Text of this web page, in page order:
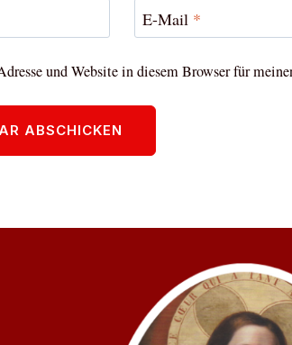
E-Mail *
und Website in diesem Browser für